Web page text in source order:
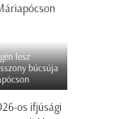
lesz
búcsúja